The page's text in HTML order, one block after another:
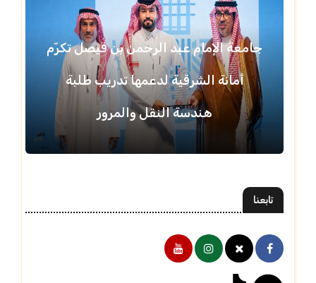
جامعة الإمام عبد الرحمن بن فيصل تكرّم
أمانة الشرقية لدعمها تدريب طلبة
هندسة النقل والمرور
تابعنا